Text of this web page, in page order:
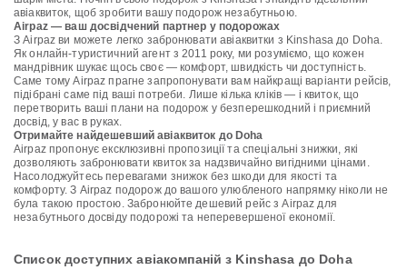
авіаквиток, щоб зробити вашу подорож незабутньою.
Airpaz — ваш досвідчений партнер у подорожах
З Airpaz ви можете легко забронювати авіаквитки з Kinshasa до Doha.
Як онлайн-туристичний агент з 2011 року, ми розуміємо, що кожен
мандрівник шукає щось своє — комфорт, швидкість чи доступність.
Саме тому Airpaz прагне запропонувати вам найкращі варіанти рейсів,
підібрані саме під ваші потреби. Лише кілька кліків — і квиток, що
перетворить ваші плани на подорож у безперешкодний і приємний
досвід, у вас в руках.
Отримайте найдешевший авіаквиток до Doha
Airpaz пропонує ексклюзивні пропозиції та спеціальні знижки, які
дозволяють забронювати квиток за надзвичайно вигідними цінами.
Насолоджуйтесь перевагами знижок без шкоди для якості та
комфорту. З Airpaz подорож до вашого улюбленого напрямку ніколи не
була такою простою. Забронюйте дешевий рейс з Airpaz для
незабутнього досвіду подорожі та неперевершеної економії.
Список доступних авіакомпаній з Kinshasa до Doha